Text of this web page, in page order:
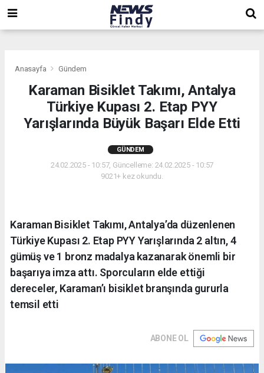
Anasayfa Gündem
Karaman Bisiklet Takımı, Antalya
Türkiye Kupası 2. Etap PYY
Yarışlarında Büyük Başarı Elde Etti
GÜNDEM
24.02.2025 - 10:57, Güncelleme: 24.02.2025 - 10:57
9021+ kez okundu.
Karaman Bisiklet Takımı, Antalya’da düzenlenen
Türkiye Kupası 2. Etap PYY Yarışlarında 2 altın, 4
gümüş ve 1 bronz madalya kazanarak önemli bir
başarıya imza attı. Sporcuların elde ettiği
dereceler, Karaman’ı bisiklet branşında gururla
temsil etti
ABONE OL